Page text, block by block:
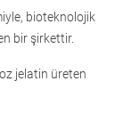
bioteknolojik
bir şirkettir.
jelatin üreten